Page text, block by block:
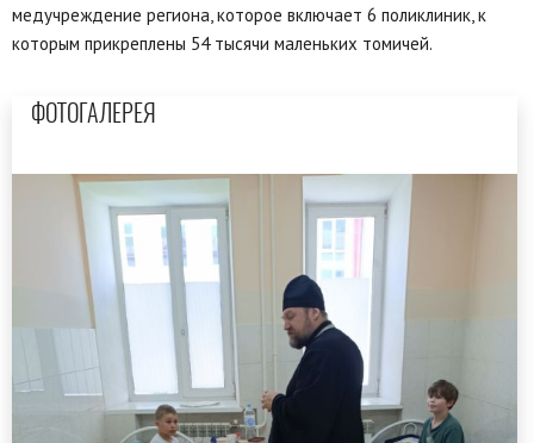
медучреждение региона, которое включает 6 поликлиник, к
которым прикреплены 54 тысячи маленьких томичей.
ФОТОГАЛЕРЕЯ